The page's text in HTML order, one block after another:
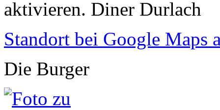
aktivieren.
Standort bei Google Maps
Die Burger